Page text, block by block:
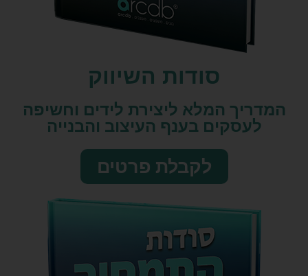
סודות השיווק​
המדריך המלא ליצירת לידים וחשיפה
לעסקים בענף העיצוב והבנייה
לקבלת פרטים